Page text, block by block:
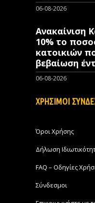
06-08-2026
Ανακαίνιση
10% το
κατοικιών
βεβαίωση
06-08-2026
ΧΡΗΣΙΜΟΙ
Όροι Χρήσης
Δήλωση
FAQ – Οδηγίες
Σύνδεσμοι